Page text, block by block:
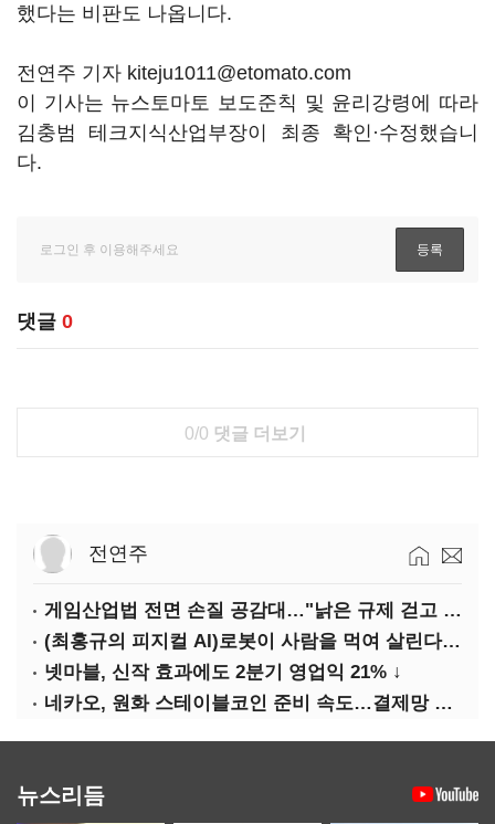
했다는 비판도 나옵니다.
전연주 기자 kiteju1011@etomato.com
이 기사는 뉴스토마토 보도준칙 및 윤리강령에 따라
김충범 테크지식산업부장이 최종 확인·수정했습니
다.
댓글 0
0/0 댓글 더보기
전연주
게임산업법 전면 손질 공감대…"낡은 규제 걷고 안전장치 촘촘히 해야"
(최홍규의 피지컬 AI)로봇이 사람을 먹여 살린다, 그런데 언제 먹여야 할지는 모른다
넷마블, 신작 효과에도 2분기 영업익 21% ↓
네카오, 원화 스테이블코인 준비 속도…결제망 안전장치 확보 과제
뉴스리듬